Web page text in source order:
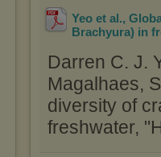
Yeo et al.,
Brachyura) in
Darren C. J.
Magalhaes,
diversity of
freshwater,